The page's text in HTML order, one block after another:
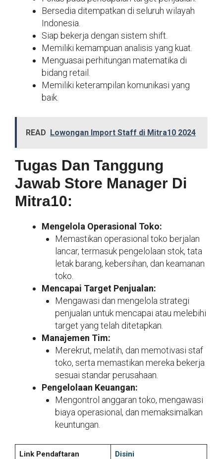
Bersedia ditempatkan di seluruh wilayah
Indonesia.
Siap bekerja dengan sistem shift.
Memiliki kemampuan analisis yang kuat.
Menguasai perhitungan matematika di
bidang retail.
Memiliki keterampilan komunikasi yang
baik.
READ Lowongan Import Staff di Mitra10 2024
Tugas Dan Tanggung
Jawab Store Manager Di
Mitra10:
Mengelola Operasional Toko:
Memastikan operasional toko berjalan
lancar, termasuk pengelolaan stok, tata
letak barang, kebersihan, dan keamanan
toko.
Mencapai Target Penjualan:
Mengawasi dan mengelola strategi
penjualan untuk mencapai atau melebihi
target yang telah ditetapkan.
Manajemen Tim:
Merekrut, melatih, dan memotivasi staf
toko, serta memastikan mereka bekerja
sesuai standar perusahaan.
Pengelolaan Keuangan:
Mengontrol anggaran toko, mengawasi
biaya operasional, dan memaksimalkan
keuntungan.
Link Pendaftaran Disini